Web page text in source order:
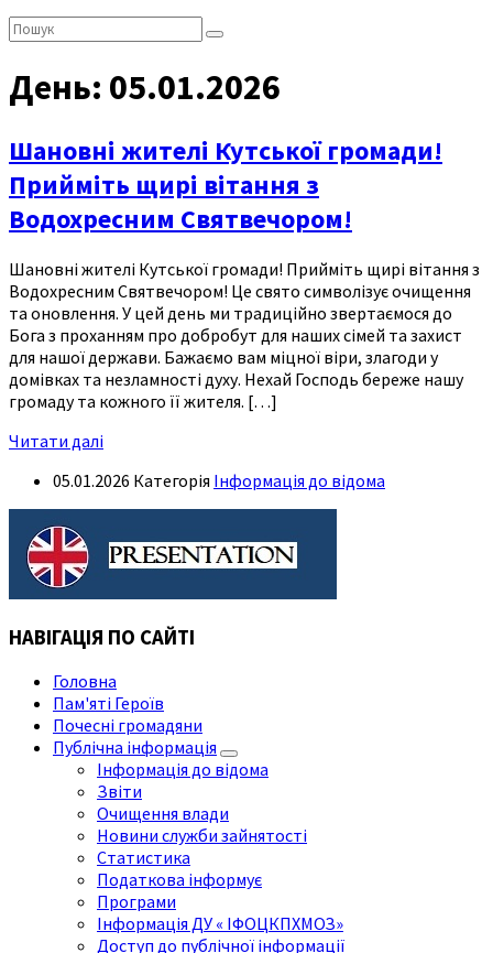
Пошук:
День: 05.01.2026
Шановні жителі Кутської громади!
Прийміть щирі вітання з
Водохресним Святвечором!
Шановні жителі Кутської громади! Прийміть щирі вітання з
Водохресним Святвечором! Це свято символізує очищення
та оновлення. У цей день ми традиційно звертаємося до
Бога з проханням про добробут для наших сімей та захист
для нашої держави. Бажаємо вам міцної віри, злагоди у
домівках та незламності духу. Нехай Господь береже нашу
громаду та кожного її жителя. […]
Читати далі
05.01.2026 Категорія Інформація до відома
НАВІГАЦІЯ ПО САЙТІ
Головна
Пам'яті Героїв
Почесні громадяни
Публічна інформація
Інформація до відома
Звіти
Очищення влади
Новини служби зайнятості
Статистика
Податкова інформує
Програми
Інформація ДУ « ІФОЦКПХМОЗ»
Доступ до публічної інформації